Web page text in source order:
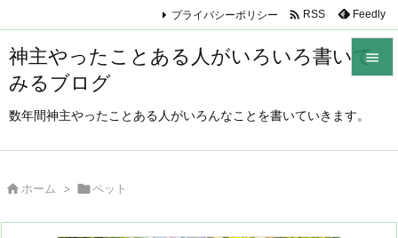
神主やったことある人がいろいろ書いて
みるブログ
数年間神主やったことある人がいろんなことを書いていきます。

プライバシーポリシー  RSS Feedly
 ホーム > ペット